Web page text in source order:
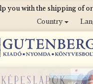
you with the shipping of
Country